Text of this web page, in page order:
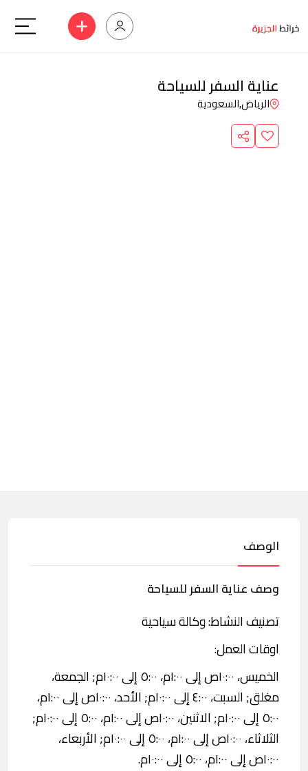
عناية السفر للسياحة
الرياض,السعودية
الوصف
وصف عناية السفر للسياحة
تصنيف النشاط: وكالة سياحية
اوقات العمل:
الخميس، ١٠:٠٠ص إلى ١:٠٠م، ٥:٠٠ إلى ١٠:٠٠م; الجمعة،
مغلق; السبت، ٤:٠٠ إلى ١٠:٠٠م; الأحد، ١٠:٠٠ص إلى ١:٠٠م،
٥:٠٠ إلى ١٠:٠٠م; الاثنين، ١٠:٠٠ص إلى ١:٠٠م، ٥:٠٠ إلى ١٠:٠٠م;
الثلاثاء، ١٠:٠٠ص إلى ١:٠٠م، ٥:٠٠ إلى ١٠:٠٠م; الأربعاء،
١٠:٠٠ص إلى ١:٠٠م، ٥:٠٠ إلى ١٠:٠٠م.